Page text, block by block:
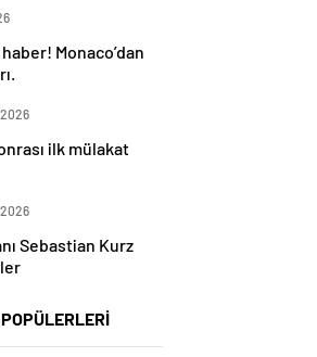
Monaco’dan
ilk mülakat
Sebastian Kurz